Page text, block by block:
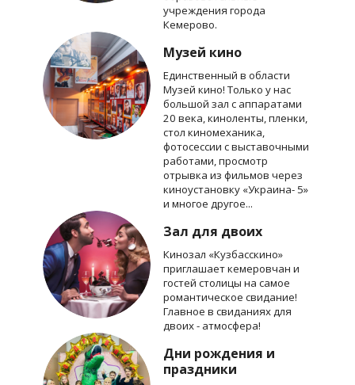
учреждения города
Кемерово.
Музей кино
Единственный в области
Музей кино! Только у нас
большой зал с аппаратами
20 века, киноленты, пленки,
стол киномеханика,
фотосессии с выставочными
работами, просмотр
отрывка из фильмов через
киноустановку «Украина- 5»
и многое другое...
Зал для двоих
Кинозал «Кузбасскино»
приглашает кемеровчан и
гостей столицы на самое
романтическое свидание!
Главное в свиданиях для
двоих - атмосфера!
Дни рождения и
праздники